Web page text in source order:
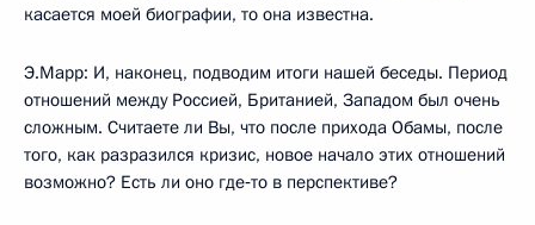
касается моей биографии, то она известна.
Э.Марр: И, наконец, подводим итоги нашей беседы. Период
отношений между Россией, Британией, Западом был очень
сложным. Считаете ли Вы, что после прихода Обамы, после
того, как разразился кризис, новое начало этих отношений
возможно? Есть ли оно где‑то в перспективе?